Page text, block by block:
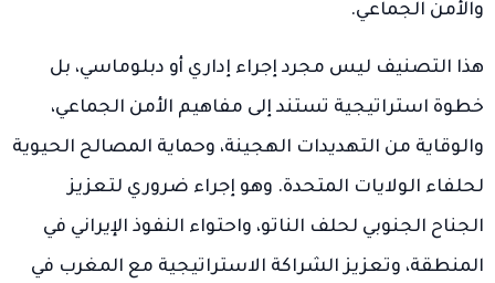
والأمن الجماعي.
هذا التصنيف ليس مجرد إجراء إداري أو دبلوماسي، بل
خطوة استراتيجية تستند إلى مفاهيم الأمن الجماعي،
والوقاية من التهديدات الهجينة، وحماية المصالح الحيوية
لحلفاء الولايات المتحدة. وهو إجراء ضروري لتعزيز
الجناح الجنوبي لحلف الناتو، واحتواء النفوذ الإيراني في
المنطقة، وتعزيز الشراكة الاستراتيجية مع المغرب في